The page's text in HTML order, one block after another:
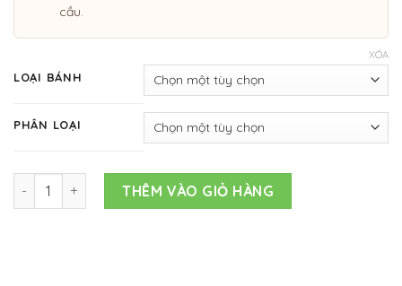
cầu.
LOẠI BÁNH
PHÂN LOẠI
XÓA
SET BÁNH số lượngTHÊM VÀO GIỎ HÀNG